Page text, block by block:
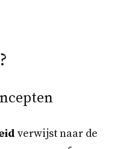
verwijst naar de